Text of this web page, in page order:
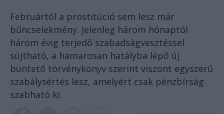
Februártól a prostitúció sem lesz már
bűncselekmény. Jelenleg három hónaptól
három évig terjedő szabadságvesztéssel
sújtható, a hamarosan hatályba lépő új
büntető törvénykönyv szerint viszont egyszerű
szabálysértés lesz, amelyért csak pénzbírság
szabható ki.